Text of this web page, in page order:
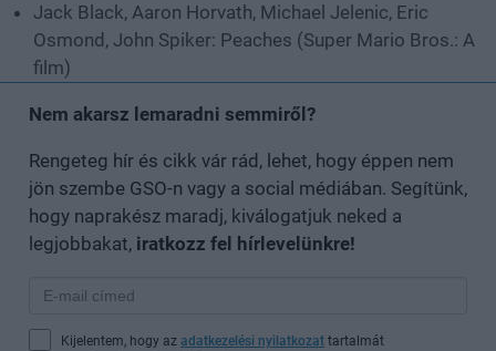
Jack Black, Aaron Horvath, Michael Jelenic, Eric
Osmond, John Spiker: Peaches (Super Mario Bros.: A
film)
Nem akarsz lemaradni semmiről?
Rengeteg hír és cikk vár rád, lehet, hogy éppen nem
jön szembe GSO-n vagy a social médiában. Segítünk,
hogy naprakész maradj, kiválogatjuk neked a
legjobbakat, iratkozz fel hírlevelünkre!
Kijelentem, hogy az adatkezelési nyilatkozat tartalmát